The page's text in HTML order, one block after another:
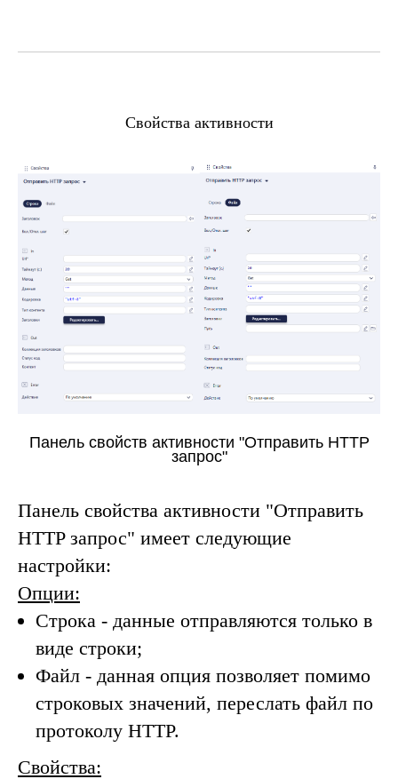
Свойства активности
Панель свойств активности "Отправить HTTP
запрос"
Панель свойства активности "Отправить
HTTP запрос" имеет следующие
настройки:
Опции:
Строка - данные отправляются только в
виде строки;
Файл - данная опция позволяет помимо
строковых значений, переслать файл по
протоколу HTTP.
Свойства: